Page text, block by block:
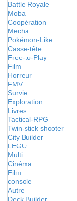
Battle Royale
Moba
Coopération
Mecha
Pokémon-Like
Casse-tête
Free-to-Play
Film
Horreur
FMV
Survie
Exploration
Livres
Tactical-RPG
Twin-stick shooter
City Builder
LEGO
Multi
Cinéma
Film
console
Autre
Deck Builder